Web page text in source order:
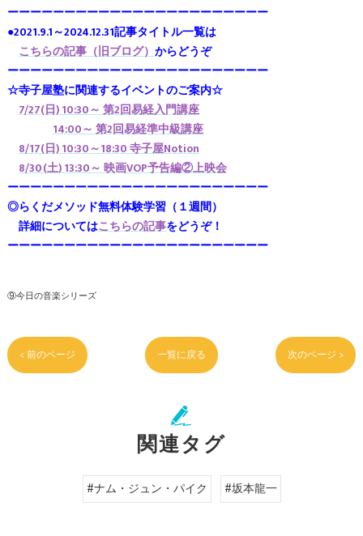
ーーーーーーーーーーーーーーーーーーーーーーー
●2021.9.1～2024.12.31記事タイトル一覧は
こちらの記事（旧ブログ）からどうぞ
ーーーーーーーーーーーーーーーーーーーーーーー
☆寺子屋塾に関連するイベントのご案内☆
7/27(日) 10:30～ 第2回易経入門講座
14:00～ 第2回易経準中級講座
8/17(日) 10:30～18:30 寺子屋Notion
8/30(土) 13:30～ 映画VOP予告編②上映会
ーーーーーーーーーーーーーーーーーーーーーーー
◎らくだメソッド無料体験学習（１週間）
詳細についてはこちらの記事をどうぞ！
ーーーーーーーーーーーーーーーーーーーーーーー
⑨今日の音楽シリーズ
< 前のページ 一覧に戻る 次のページ >
関連タグ
#ナム・ジュン・パイク #坂本龍一